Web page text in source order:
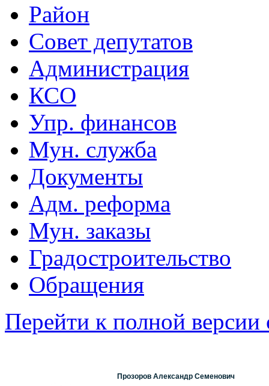
Район
Совет депутатов
Администрация
КСО
Упр. финансов
Мун. служба
Документы
Адм. реформа
Мун. заказы
Градостроительство
Обращения
Перейти к полной версии
Прозоров Александр Семенович